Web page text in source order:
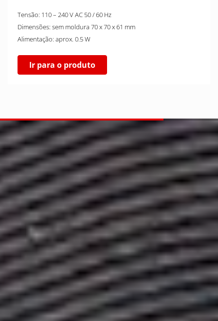
Tensão: 110 – 240 V AC 50 / 60 Hz
Dimensões: sem moldura 70 x 70 x 61 mm
Alimentação: aprox. 0.5 W
Ir para o produto